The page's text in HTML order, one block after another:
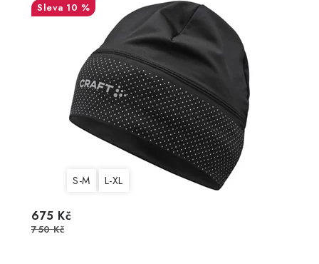
10 %
S-M L-XL
675 Kč
750 Kč